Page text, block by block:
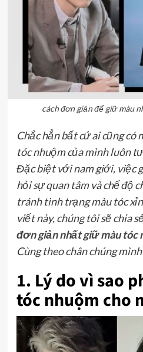
cách đơn giản để giữ màu
Chắc hẳn bất cứ ai cũng có
tóc nhuộm của mình luôn
Đặc biệt với nam giới, việc
hỏi sự quan tâm và chế độ
tránh tình trạng màu tóc
viết này, chúng tôi sẽ chia
đơn giản nhất giữ màu tóc
Cùng theo chân chúng
1. Lý do vì sao
tóc nhuộm cho